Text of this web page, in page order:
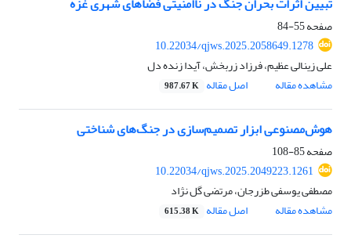
صفحه55-84
10.22034/qjws.2025.2058649.1278
علی زینالی عظیم، فرزاد زربخش، آیدا زنده دل
مشاهده مقاله
اصل مقاله 987.67 K
هوش‌مصنوعی ابزار تصمیم‌سازی در جنگ‌های شناختی
صفحه85-108
10.22034/qjws.2025.2049223.1261
مصطفی یوسفی طزرجان، مرتضی گل نژاد
مشاهده مقاله
اصل مقاله 615.38 K